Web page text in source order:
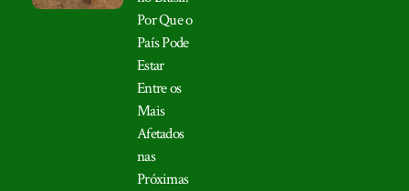
Por Que o
País Pode
Estar
Entre os
Mais
Afetados
nas
Próximas